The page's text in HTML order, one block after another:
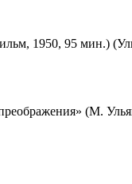
1950, 95 мин.)
(М.